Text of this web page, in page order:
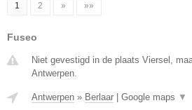
1 2 » »»
Fuseo
Niet gevestigd in de plaats Viersel,
Antwerpen.
Antwerpen » Berlaar Google maps ▼